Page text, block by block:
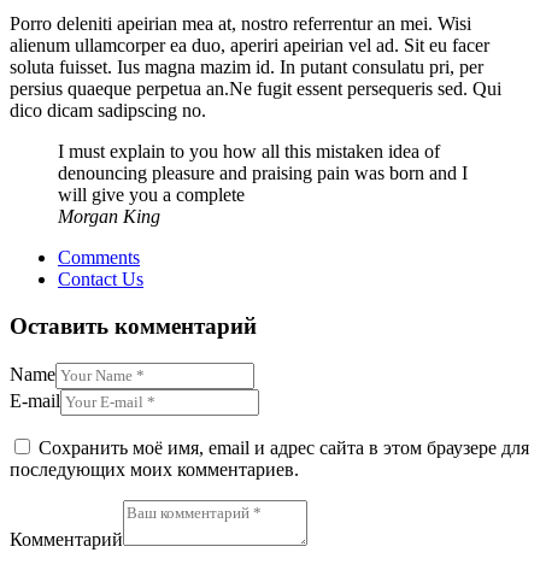
Porro deleniti apeirian mea at, nostro referrentur an mei. Wisi
alienum ullamcorper ea duo, aperiri apeirian vel ad. Sit eu facer
soluta fuisset. Ius magna mazim id. In putant consulatu pri, per
persius quaeque perpetua an.Ne fugit essent persequeris sed. Qui
dico dicam sadipscing no.
I must explain to you how all this mistaken idea of
denouncing pleasure and praising pain was born and I
will give you a complete
Morgan King
Comments
Contact Us
Оставить комментарий
Name
E-mail
Сохранить моё имя, email и адрес сайта в этом браузере для
последующих моих комментариев.
Комментарий